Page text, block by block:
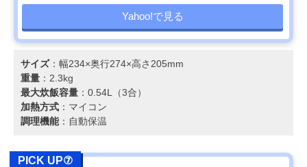
Yahoo!で見る
サイズ：幅234×奥行274×高さ205mm
重量 ：2.3kg
最大炊飯容量 ：0.54L（3合）
加熱方式 ：マイコン
調理機能：自動保温
PICK UP⑦